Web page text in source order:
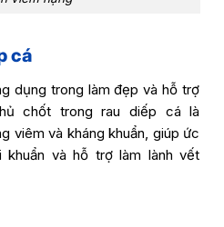
cá
dụng trong làm đẹp và hỗ trợ
chốt trong rau diếp cá là
viêm và kháng khuẩn, giúp ức
và hỗ trợ làm lành vết